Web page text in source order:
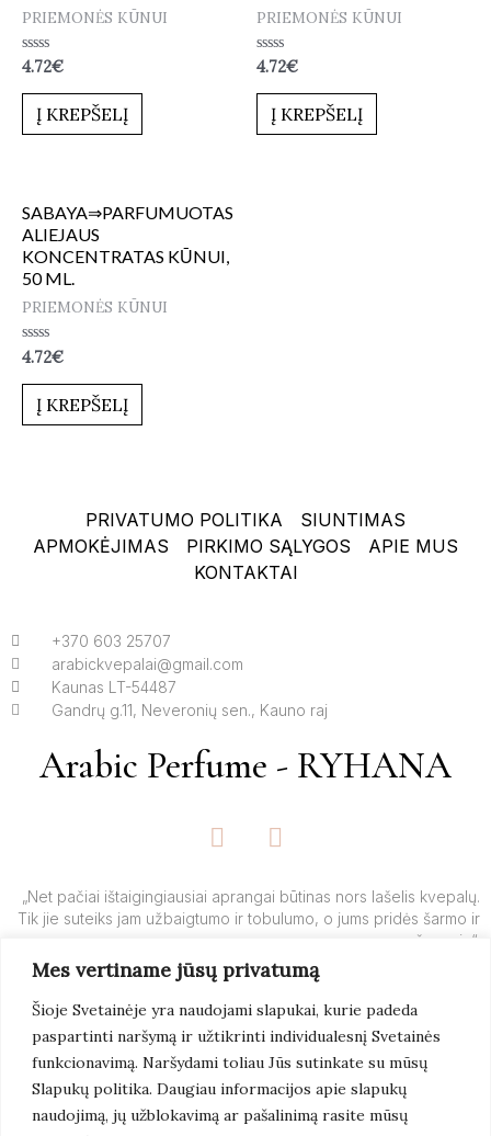
Mes vertiname jūsų privatumą
Šioje Svetainėje yra naudojami slapukai, kurie padeda
paspartinti naršymą ir užtikrinti individualesnį Svetainės
funkcionavimą. Naršydami toliau Jūs sutinkate su mūsų
Slapukų politika. Daugiau informacijos apie slapukų
naudojimą, jų užblokavimą ar pašalinimą rasite mūsų
PRIEMONĖS KŪNUI
Įvertinimas:
iš
4.72€
Į KREPŠELĮ
PRIEMONĖS KŪNUI
Įvertinimas:
iš
4.72€
Į KREPŠELĮ
SABAYA⇒PARFUMUOTAS
ALIEJAUS
KONCENTRATAS KŪNUI,
50 ML.
PRIEMONĖS KŪNUI
Įvertinimas:
0
iš
4.72€
Į KREPŠELĮ
PRIVATUMO POLITIKA
SIUNTIMAS
APMOKĖJIMAS
PIRKIMO SĄLYGOS
APIE MUS
KONTAKTAI
+370 603 25707
arabickvepalai@gmail.com
Kaunas LT-54487
Gandrų g.11, Neveronių sen., Kauno raj
Arabic Perfume - RYHANA
F
a
e
b
o
k
-
f
I
n
t
a
g
r
a
m
„Net pačiai ištaigingiausiai aprangai būtinas nors lašelis kvepalų.
Tik jie suteiks jam užbaigtumo ir tobulumo, o jums pridės šarmo ir
žavesio“.
SkaitytiDaugiau